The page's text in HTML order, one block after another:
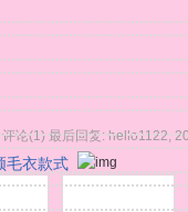
评论(1) 最后回复:hello1122,
毛衣款式